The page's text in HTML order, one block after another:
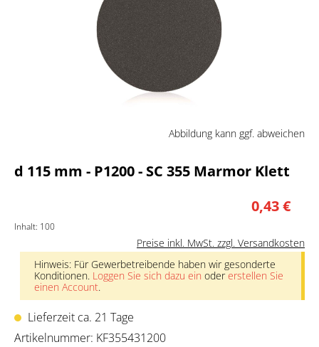
Abbildung kann ggf. abweichen
d 115 mm - P1200 - SC 355 Marmor Klett
0,43 €
Inhalt: 100
Preise inkl. MwSt. zzgl. Versandkosten
Hinweis: Für Gewerbetreibende haben wir gesonderte
Konditionen. Loggen Sie sich dazu ein odererstellen Sie
einen Account.
Lieferzeit ca. 21 Tage
Artikelnummer: KF355431200